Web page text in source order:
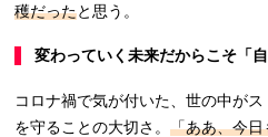
穫だったと思う。
変わっていく未来だからこそ「
コロナ禍で気が付いた、世の中が
を守ることの大切さ。 「ああ、今